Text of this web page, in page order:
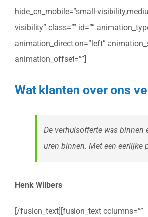
hide_on_mobile=”small-
visibility” class=”” id=””
animation_direction=”left”
animation_offset=””]
Wat klanten over ons
De verhuisofferte was binnen
uren binnen. Met een eerlijke
Henk Wilbers
[/fusion_text][fusion_text columns=””